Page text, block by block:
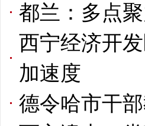
都兰：多点
西宁经济开
加速度
德令哈市干部